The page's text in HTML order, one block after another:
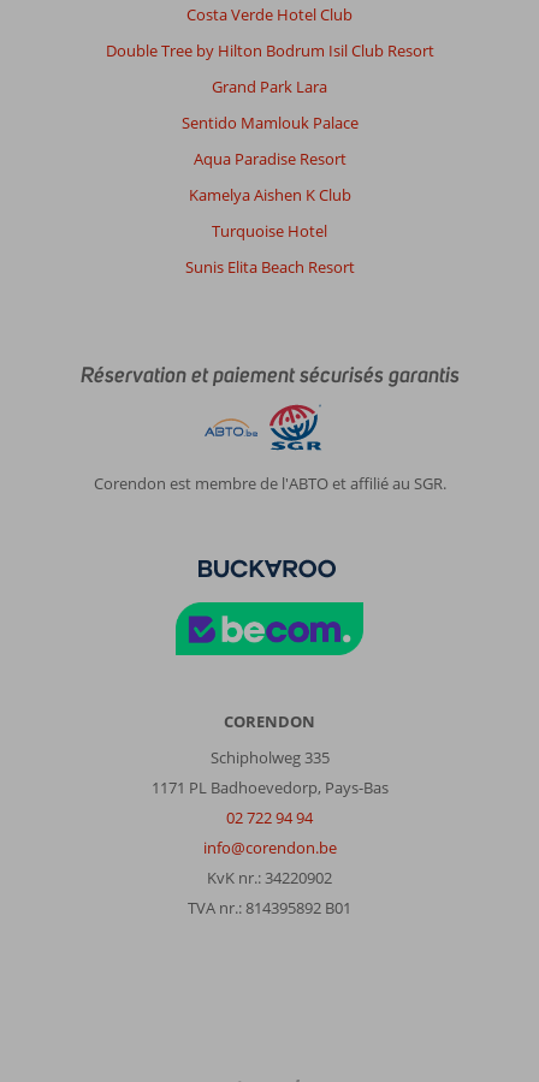
Costa Verde Hotel Club
Double Tree by Hilton Bodrum Isil Club Resort
Grand Park Lara
Sentido Mamlouk Palace
Aqua Paradise Resort
Kamelya Aishen K Club
Turquoise Hotel
Sunis Elita Beach Resort
Réservation et paiement sécurisés garantis
Corendon est membre de l'ABTO et affilié au SGR.
CORENDON
Schipholweg 335
1171 PL Badhoevedorp, Pays-Bas
02 722 94 94
info@corendon.be
KvK nr.: 34220902
TVA nr.: 814395892 B01